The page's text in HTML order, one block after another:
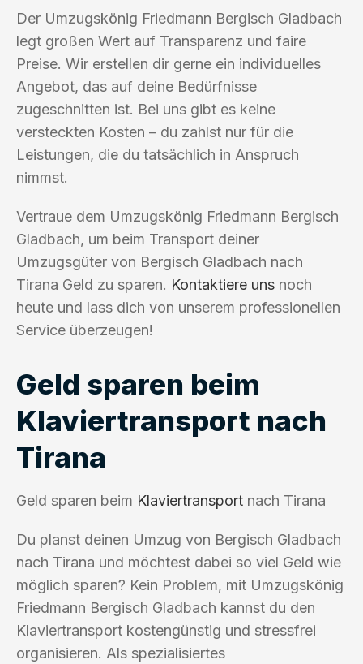
Der Umzugskönig Friedmann Bergisch Gladbach
legt großen Wert auf Transparenz und faire
Preise. Wir erstellen dir gerne ein individuelles
Angebot, das auf deine Bedürfnisse
zugeschnitten ist. Bei uns gibt es keine
versteckten Kosten – du zahlst nur für die
Leistungen, die du tatsächlich in Anspruch
nimmst.
Vertraue dem Umzugskönig Friedmann Bergisch
Gladbach, um beim Transport deiner
Umzugsgüter von Bergisch Gladbach nach
Tirana Geld zu sparen. Kontaktiere uns noch
heute und lass dich von unserem professionellen
Service überzeugen!
Geld sparen beim
Klaviertransport nach
Tirana
Geld sparen beim Klaviertransport nach Tirana
Du planst deinen Umzug von Bergisch Gladbach
nach Tirana und möchtest dabei so viel Geld wie
möglich sparen? Kein Problem, mit Umzugskönig
Friedmann Bergisch Gladbach kannst du den
Klaviertransport kostengünstig und stressfrei
organisieren. Als spezialisiertes